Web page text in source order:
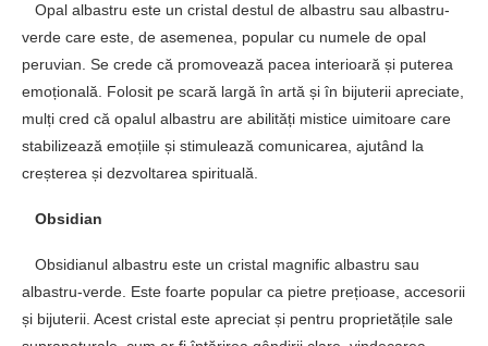
Opal albastru este un cristal destul de albastru sau albastru-
verde care este, de asemenea, popular cu numele de opal
peruvian. Se crede că promovează pacea interioară și puterea
emoțională. Folosit pe scară largă în artă și în bijuterii apreciate,
mulți cred că opalul albastru are abilități mistice uimitoare care
stabilizează emoțiile și stimulează comunicarea, ajutând la
creșterea și dezvoltarea spirituală.
Obsidian
Obsidianul albastru este un cristal magnific albastru sau
albastru-verde. Este foarte popular ca pietre prețioase, accesorii
și bijuterii. Acest cristal este apreciat și pentru proprietățile sale